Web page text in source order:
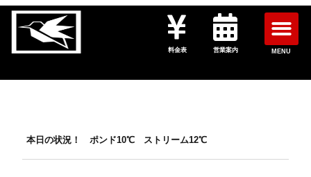
料金表 営業案内 MENU
本日の状況！ ポンド10℃ ストリーム12℃